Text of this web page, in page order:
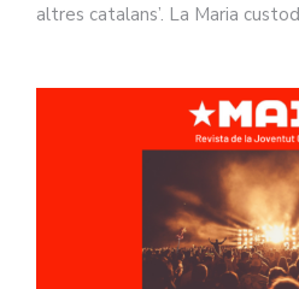
altres catalans’. La Maria